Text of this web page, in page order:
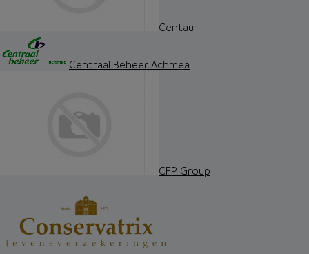
Centaur
Centraal Beheer Achmea
CFP Group